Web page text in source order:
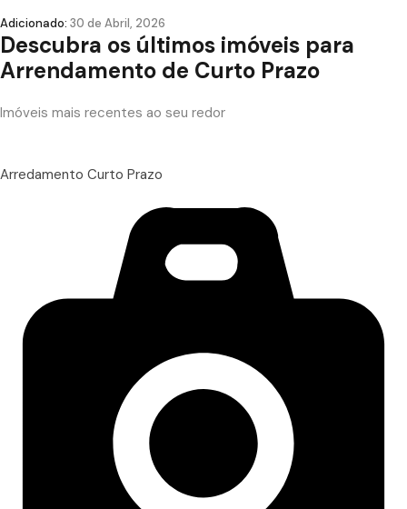
Adicionado: 30 de Abril, 2026
Descubra os últimos imóveis para
Arrendamento de Curto Prazo
Imóveis mais recentes ao seu redor
Arredamento Curto Prazo